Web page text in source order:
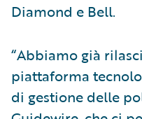
Diamond e Bell.
“Abbiamo già
piattaforma
di gestione delle